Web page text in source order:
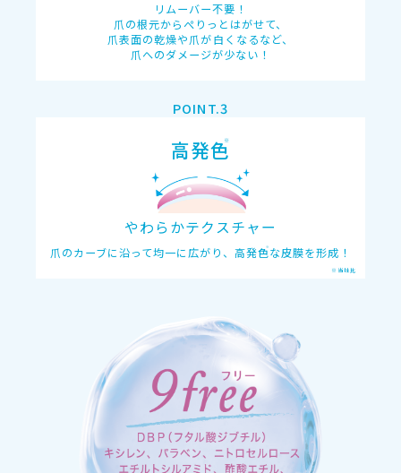
リムーバー不要！
爪の根元からぺりっとはがせて、
爪表面の乾燥や爪が白くなるなど、
爪へのダメージが少ない！
高発色
※
やわらかテクスチャー
爪のカーブに沿って均一に広がり、高発色※ な皮膜を形成！
※当社比